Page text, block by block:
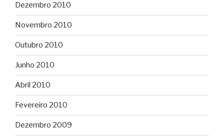
Dezembro 2010
Novembro 2010
Outubro 2010
Junho 2010
Abril 2010
Fevereiro 2010
Dezembro 2009